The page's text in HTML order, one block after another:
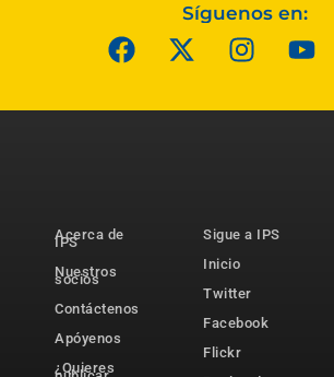
Síguenos en:
Acerca de
IPS
Nuestros
socios
Contáctenos
Apóyenos
¿Quieres
Sigue a IPS
Inicio
Twitter
Facebook
Flickr